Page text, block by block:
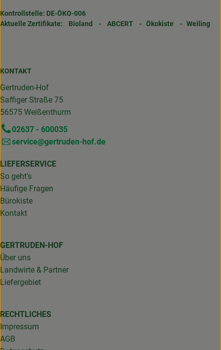
Kontrollstelle: DE-ÖKO-006
Aktuelle Zertifikate: Bioland - ABCERT - Ökokiste - Weiling
KONTAKT
Gertruden-Hof
Saffiger Straße 75
56575 Weißenthurm
02637 - 600035
service@gertruden-hof.de
LIEFERSERVICE
So geht's
Häufige Fragen
Bürokiste
Kontakt
GERTRUDEN-HOF
Über uns
Landwirte & Partner
Liefergebiet
RECHTLICHES
Impressum
AGB